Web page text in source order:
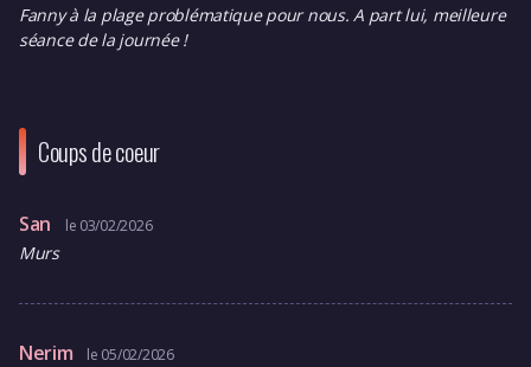
Fanny à la plage problématique pour nous. A part lui, meilleure
séance de la journée !
Coups de coeur
San le 03/02/2026
Murs
Nerim le 05/02/2026